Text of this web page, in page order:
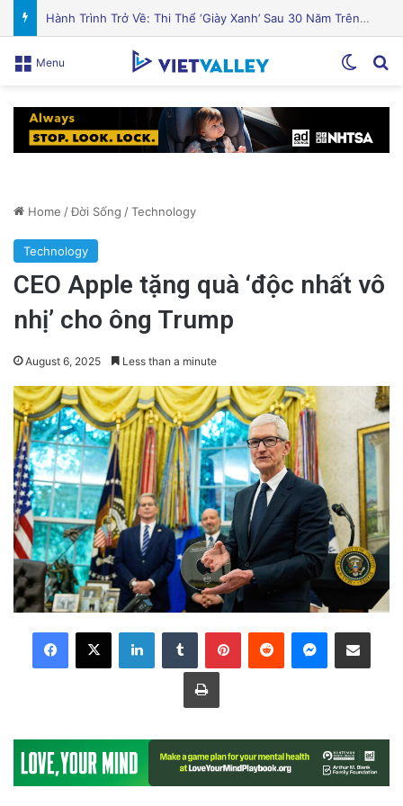
Cá hồi nướng gia vị Địa Trung Hải thơm ngon hấp dẫn
Menu
Home /Đời Sống /Technology
Technology
CEO Apple tặng quà ‘độc nhất vô
nhị’ cho ông Trump
August 6, 2025 Less than a minute
LinkedInTumblr PinterestReddit Messenger
Share via Email
Print